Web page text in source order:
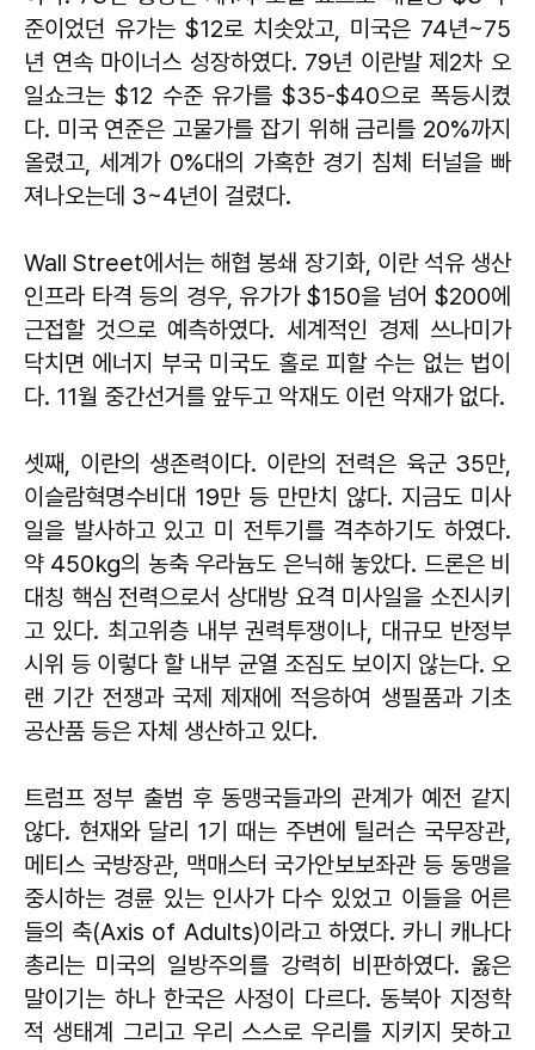
준이었던 유가는 $12로 치솟았고, 미국은 74년~75
년 연속 마이너스 성장하였다. 79년 이란발 제2차 오
일쇼크는 $12 수준 유가를 $35-$40으로 폭등시켰
다. 미국 연준은 고물가를 잡기 위해 금리를 20%까지
올렸고, 세계가 0%대의 가혹한 경기 침체 터널을 빠
져나오는데 3~4년이 걸렸다.
Wall Street에서는 해협 봉쇄 장기화, 이란 석유 생산
인프라 타격 등의 경우, 유가가 $150을 넘어 $200에
근접할 것으로 예측하였다. 세계적인 경제 쓰나미가
닥치면 에너지 부국 미국도 홀로 피할 수는 없는 법이
다. 11월 중간선거를 앞두고 악재도 이런 악재가 없다.
셋째, 이란의 생존력이다. 이란의 전력은 육군 35만,
이슬람혁명수비대 19만 등 만만치 않다. 지금도 미사
일을 발사하고 있고 미 전투기를 격추하기도 하였다.
약 450㎏의 농축 우라늄도 은닉해 놓았다. 드론은 비
대칭 핵심 전력으로서 상대방 요격 미사일을 소진시키
고 있다. 최고위층 내부 권력투쟁이나, 대규모 반정부
시위 등 이렇다 할 내부 균열 조짐도 보이지 않는다. 오
랜 기간 전쟁과 국제 제재에 적응하여 생필품과 기초
공산품 등은 자체 생산하고 있다.
트럼프 정부 출범 후 동맹국들과의 관계가 예전 같지
않다. 현재와 달리 1기 때는 주변에 틸러슨 국무장관,
메티스 국방장관, 맥매스터 국가안보보좌관 등 동맹을
중시하는 경륜 있는 인사가 다수 있었고 이들을 어른
들의 축(Axis of Adults)이라고 하였다. 카니 캐나다
총리는 미국의 일방주의를 강력히 비판하였다. 옳은
말이기는 하나 한국은 사정이 다르다. 동북아 지정학
적 생태계 그리고 우리 스스로 우리를 지키지 못하고